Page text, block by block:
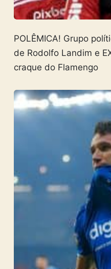
POLÊMICA! Grupo
de Rodolfo Landim e
craque do Flamengo